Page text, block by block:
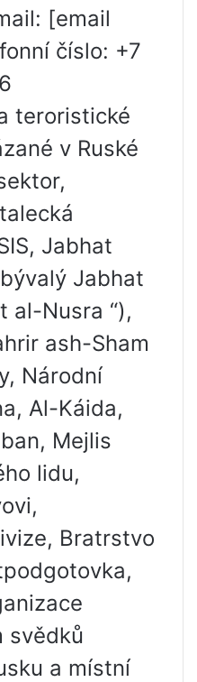
[email
číslo: +7
teroristické
v Ruské
Jabhat
Jabhat
al-Nusra “),
ash-Sham
Národní
Al-Káida,
Mejlis
lidu,
Bratrstvo
svědků
a místní